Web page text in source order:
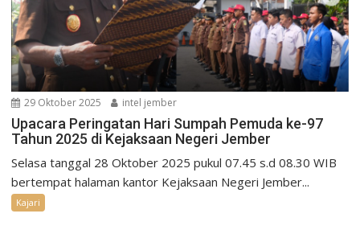
29 Oktober 2025 intel jember
Upacara Peringatan Hari Sumpah Pemuda ke-97
Tahun 2025 di Kejaksaan Negeri Jember
Selasa tanggal 28 Oktober 2025 pukul 07.45 s.d 08.30 WIB
bertempat halaman kantor Kejaksaan Negeri Jember...
Kajari